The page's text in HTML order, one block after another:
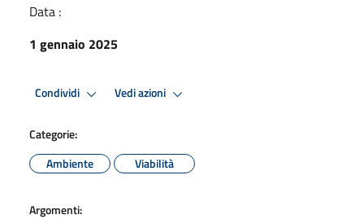
Data :
1 gennaio 2025
Condividi Vedi azioni
Categorie:
Ambiente
Viabilità
Argomenti: